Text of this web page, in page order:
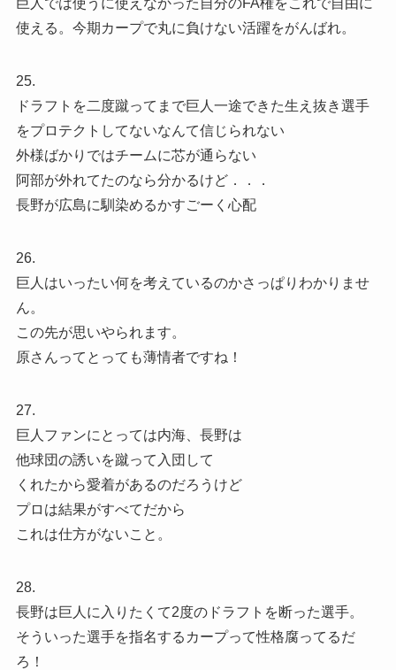
使える。今期カープで丸に負けない活躍をがんばれ。
25.
ドラフトを二度蹴ってまで巨人一途できた生え抜き選手
をプロテクトしてないなんて信じられない
外様ばかりではチームに芯が通らない
阿部が外れてたのなら分かるけど．．．
長野が広島に馴染めるかすごーく心配
26.
巨人はいったい何を考えているのかさっぱりわかりませ
ん。
この先が思いやられます。
原さんってとっても薄情者ですね！
27.
巨人ファンにとっては内海、長野は
他球団の誘いを蹴って入団して
くれたから愛着があるのだろうけど
プロは結果がすべてだから
これは仕方がないこと。
28.
長野は巨人に入りたくて2度のドラフトを断った選手。
そういった選手を指名するカープって性格腐ってるだ
ろ！